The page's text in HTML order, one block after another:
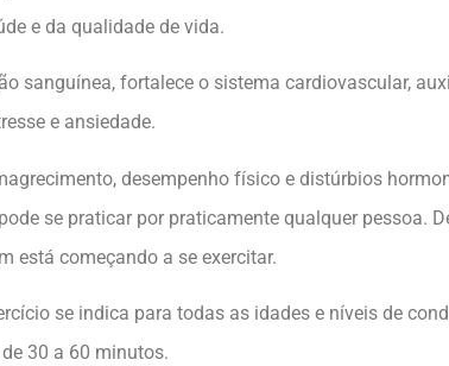
e da qualidade de vida.
sanguínea, fortalece o sistema cardiovascular,
e ansiedade.
desempenho físico e distúrbios
se praticar por praticamente qualquer pessoa.
está começando a se exercitar.
se indica para todas as idades e níveis de
30 a 60 minutos.